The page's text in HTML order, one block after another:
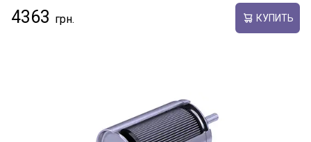
4363 КУПИТЬ